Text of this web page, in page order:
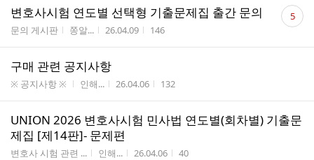
변호사시험 연도별 선택형 기출문제집 출간 문의
게시판명
문의 게시판 작성자
쫑알... 작성시간
26.04.09 조회수
146
댓
글 5
구매 관련 공지사항
게시판명
※ 공지사항 ※ 작성자
인해... 작성시간
26.04.06 조회수
132
UNION 2026 변호사시험 민사법 연도별(회차별) 기출문
제집 [제14판]- 문제편
게시판명
변호사 시험 관련 ... 작성자
인해... 작성시간
26.04.06 조회수
40